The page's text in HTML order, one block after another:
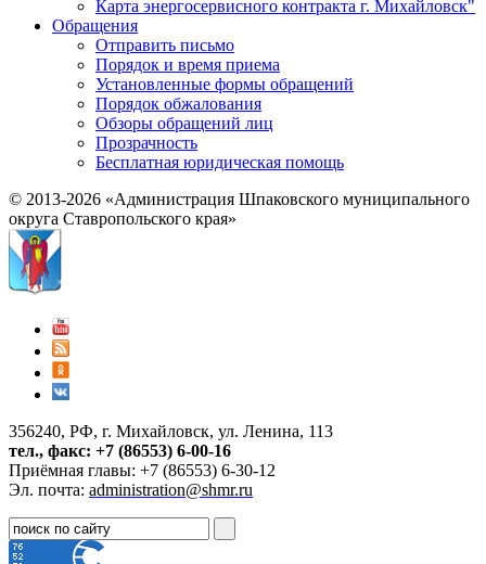
Карта энергосервисного контракта г. Михайловск"
Обращения
Отправить письмо
Порядок и время приема
Установленные формы обращений
Порядок обжалования
Обзоры обращений лиц
Прозрачность
Бесплатная юридическая помощь
© 2013-2026 «Администрация Шпаковского муниципального
округа Ставропольского края»
356240, РФ, г. Михайловск, ул. Ленина, 113
тел., факс: +7 (86553) 6-00-16
Приёмная главы: +7 (86553) 6-30-12
Эл. почта: administration@shmr.ru